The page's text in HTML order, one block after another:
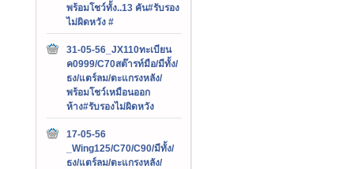
พร้อมโชว์ทั้ง..13 คัน#รับรอง
ไม่ผิดหวัง #
31-05-56_JX110ทะเบียน
ค0999/C70สต๊ารท์มือ/มีทั้ง/
ธง/แตร์ลม/ตะแกรงหลัง/
พร้อมโชว์เหมือนออก
ห้าง#รับรองไม่ผิดหวัง
17-05-56
_Wing125/C70/C90/มีทั้ง/
ธง/แตร์ลม/ตะแกรงหลัง/